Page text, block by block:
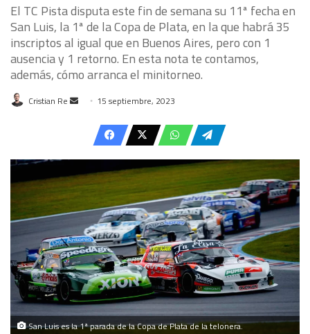
El TC Pista disputa este fin de semana su 11ª fecha en
San Luis, la 1ª de la Copa de Plata, en la que habrá 35
inscriptos al igual que en Buenos Aires, pero con 1
ausencia y 1 retorno. En esta nota te contamos,
además, cómo arranca el minitorneo.
Cristian Re
Send
email
15 septiembre, 2023
San Luis es la 1ª parada de la Copa de Plata de la telonera.